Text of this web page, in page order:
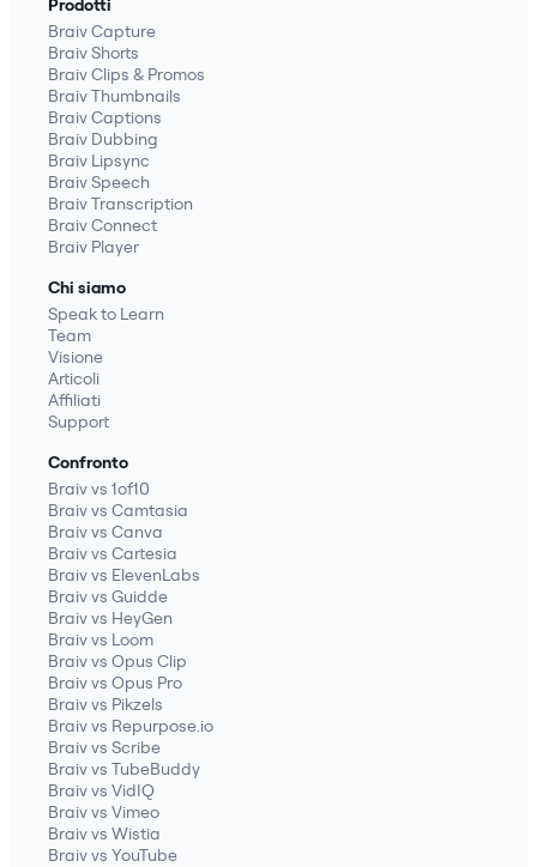
Prodotti
Braiv Capture
Braiv Shorts
Braiv Clips & Promos
Braiv Thumbnails
Braiv Captions
Braiv Dubbing
Braiv Lipsync
Braiv Speech
Braiv Transcription
Braiv Connect
Braiv Player
Chi siamo
Speak to Learn
Team
Visione
Articoli
Affiliati
Support
Confronto
Braiv vs 1of10
Braiv vs Camtasia
Braiv vs Canva
Braiv vs Cartesia
Braiv vs ElevenLabs
Braiv vs Guidde
Braiv vs HeyGen
Braiv vs Loom
Braiv vs Opus Clip
Braiv vs Opus Pro
Braiv vs Pikzels
Braiv vs Repurpose.io
Braiv vs Scribe
Braiv vs TubeBuddy
Braiv vs VidIQ
Braiv vs Vimeo
Braiv vs Wistia
Braiv vs YouTube